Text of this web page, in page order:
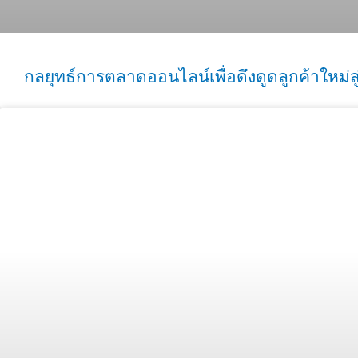
กลยุทธ์การตลาดออนไลน์เพื่อดึงดูดลูกค้าให